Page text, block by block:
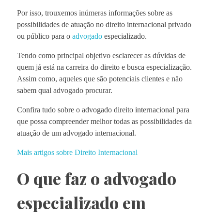
Por isso, trouxemos inúmeras informações sobre as
possibilidades de atuação no direito internacional privado
ou público para o advogado especializado.
Tendo como principal objetivo esclarecer as dúvidas de
quem já está na carreira do direito e busca especialização.
Assim como, aqueles que são potenciais clientes e não
sabem qual advogado procurar.
Confira tudo sobre o advogado direito internacional para
que possa compreender melhor todas as possibilidades da
atuação de um advogado internacional.
Mais artigos sobre Direito Internacional
O que faz o advogado
especializado em